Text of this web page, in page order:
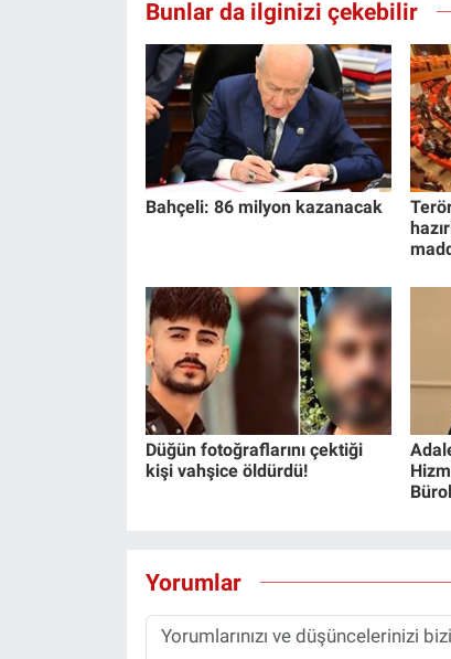
Bunlar da ilginizi çekebilir
Bahçeli: 86 milyon kazanacak
Düğün fotoğraflarını çektiği
kişi vahşice öldürdü!
Yorumlar